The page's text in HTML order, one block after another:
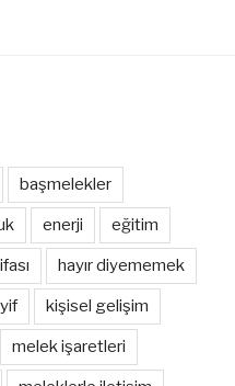
başmelekler
enerji eğitim
hayır diyememek
kişisel gelişim
melek işaretleri